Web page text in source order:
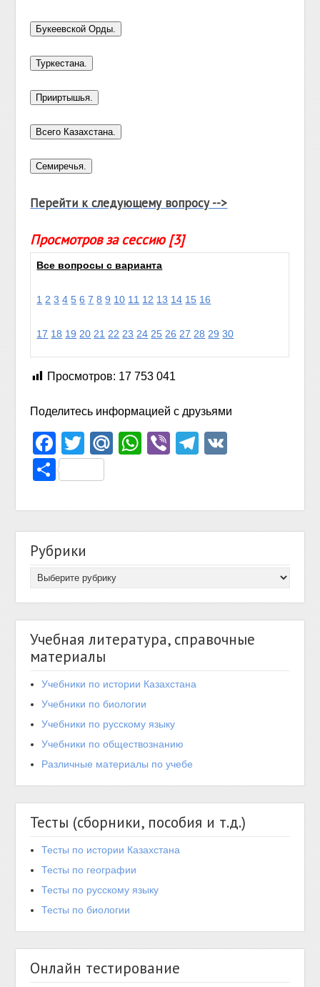
Перейти к следующему вопросу -->
Просмотров за сессию [3]
Все вопросы с варианта
1 2 3 4 5 6 7 8 9 10 11 12 13 14 15 16
17 18 19 20 21 22 23 24 25 26 27 28 29 30
Просмотров: 17 753 041
Поделитесь информацией с друзьями
Facebook
TwitterMail.Ru
WhatsApp
ViberTelegram
Отправить
Рубрики
Учебная литература, справочные
материалы
Учебники по истории Казахстана
Учебники по биологии
Учебники по русскому языку
Учебники по обществознанию
Различные материалы по учебе
Тесты (сборники, пособия и т.д.)
Тесты по истории Казахстана
Тесты по географии
Тесты по русскому языку
Тесты по биологии
Онлайн тестирование